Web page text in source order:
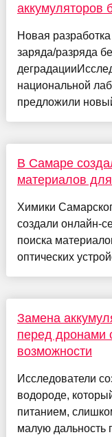
аккумуляторов
Новая
заряда/разряда
национальной
предложили
В Самаре
материалов
Химики
создали онлайн-
поиска
оптических
Замена
перед дронами
возможности
Исследователи
водороде,
питанием,
малую дальность